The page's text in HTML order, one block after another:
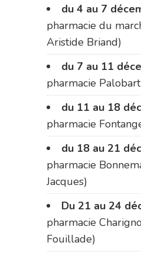
du 4 au 7
pharmacie du
Aristide Briand)
du 7 au 11
pharmacie
du 11 au 18
pharmacie
du 18 au 21
pharmacie
Jacques)
Du 21 au 24
pharmacie
Fouillade)